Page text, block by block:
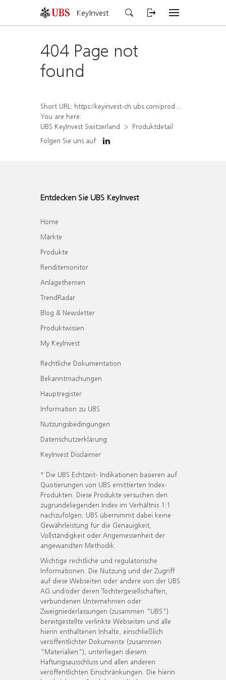
KeyInvest
404 Page not
found
Short URL: https://keyinvest-ch.ubs.com/produkt/detail/index/isin/CH1572317308
You are here:
UBS KeyInvest Switzerland
Produktdetail
Folgen Sie uns auf
Entdecken Sie UBS KeyInvest
Home
Märkte
Produkte
Renditemonitor
Anlagethemen
TrendRadar
Blog & Newsletter
Produktwissen
My KeyInvest
Rechtliche Dokumentation
Bekanntmachungen
Hauptregister
Information zu UBS
Nutzungsbedingungen
Datenschutzerklärung
KeyInvest Disclaimer
* Die UBS Echtzeit- Indikationen basieren auf
Quotierungen von UBS emittierten Index-
Produkten. Diese Produkte versuchen den
zugrundeliegenden Index im Verhältnis 1:1
nachzufolgen. UBS übernimmt dabei keine
Gewährleistung für die Genauigkeit,
Vollständigkeit oder Angemessenheit der
angewandten Methodik.
Wichtige rechtliche und regulatorische
Informationen. Die Nutzung und der Zugriff
auf diese Webseiten oder andere von der UBS
AG und/oder deren Tochtergesellschaften,
verbundenen Unternehmen oder
Zweigniederlassungen (zusammen "UBS")
bereitgestellte verlinkte Webseiten und alle
hierin enthaltenen Inhalte, einschließlich
veröffentlichter Dokumente (zusammen
"Materialien"), unterliegen diesem
Haftungsausschluss und allen anderen
veröffentlichten Einschränkungen. Die hierin